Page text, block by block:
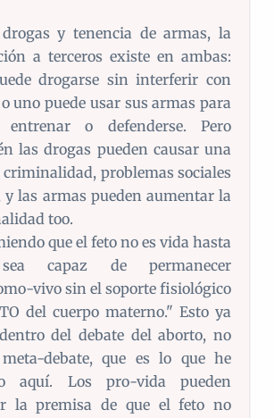
drogas y tenencia de armas, la
a terceros existe en ambas:
drogarse sin interferir con
uno puede usar sus armas para
entrenar o defenderse. Pero
las drogas pueden causar una
problemas sociales
y las armas pueden aumentar la
too.
que el feto no es vida hasta
capaz de permanecer
vivo sin el soporte fisiológico
del cuerpo materno." Esto ya
del debate del aborto, no
debate, que es lo que he
aquí. Los pro-vida pueden
la premisa de que el feto no